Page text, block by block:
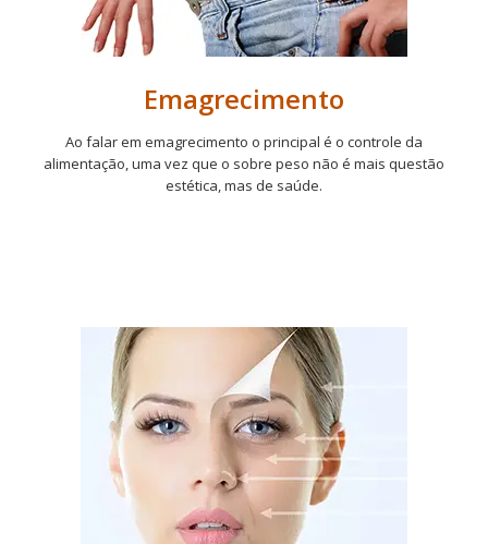
Emagrecimento
Ao falar em emagrecimento o principal é o controle da
alimentação, uma vez que o sobre peso não é mais questão
estética, mas de saúde.